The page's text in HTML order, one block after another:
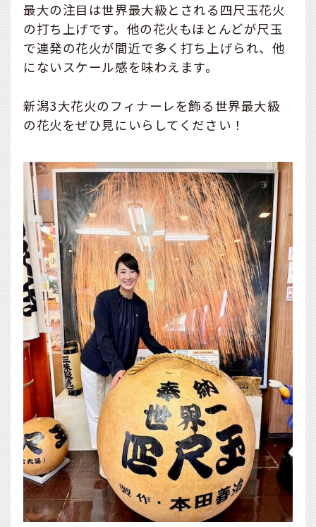
最大の注目は世界最大級とされる四尺玉花火
の打ち上げです。他の花火もほとんどが尺玉
で連発の花火が間近で多く打ち上げられ、他
にないスケール感を味わえます。
新潟3大花火のフィナーレを飾る世界最大級
の花火をぜひ見にいらしてください！